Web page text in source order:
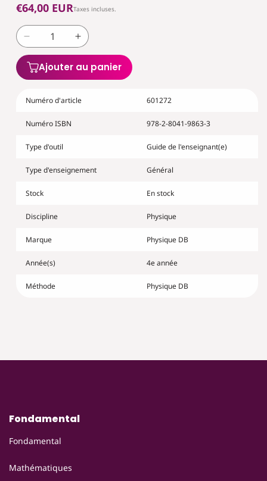
Prix
habituel
€64,00 EURTaxes incluses.
Réduire
la
quantité
de
4
corrigé
2022
Augmenter
la
quantité
de
4
Ajouter au panier
Numéro d'article 601272
Numéro ISBN 978-2-8041-9863-3
Type d'outil Guide de l'enseignant(e)
Type d'enseignement Général
Stock En stock
Discipline Physique
Marque Physique DB
Année(s) 4e année
Méthode Physique DB
Fondamental
Fondamental
Mathématiques